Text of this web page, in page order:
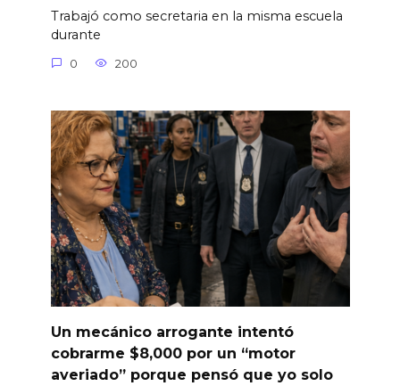
Trabajó como secretaria en la misma escuela
durante
0 200
Un mecánico arrogante intentó
cobrarme $8,000 por un “motor
averiado” porque pensó que yo solo